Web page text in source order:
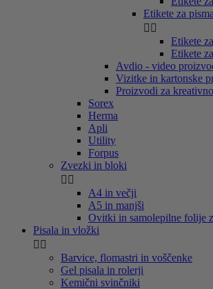
Etikete za pisma
 
Etikete
Etikete
Avdio - video
Vizitke in kartonske
Proizvodi za
Sorex
Herma
Apli
Utility
Forpus
Zvezki in bloki
 
A4 in večji
A5 in manjši
Ovitki in samolepilne folije
Pisala in vložki
 
Barvice, flomastri in voščenke
Gel pisala in rolerji
Kemični svinčniki